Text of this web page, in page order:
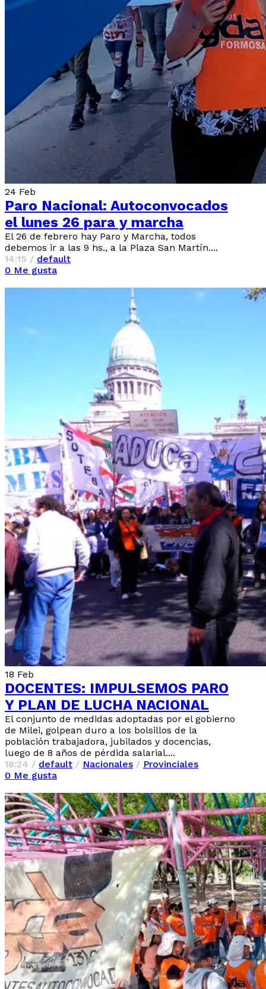
24 Feb
Paro Nacional: Autoconvocados
el lunes 26 para y marcha
El 26 de febrero hay Paro y Marcha, todos
debemos ir a las 9 hs., a la Plaza San Martín....
14:15 / default
0 Me gusta
18 Feb
DOCENTES: IMPULSEMOS PARO
Y PLAN DE LUCHA NACIONAL
El conjunto de medidas adoptadas por el gobierno
de Milei, golpean duro a los bolsillos de la
población trabajadora, jubilados y docencias,
luego de 8 años de pérdida salarial....
18:24 / default / Nacionales / Provinciales
0 Me gusta